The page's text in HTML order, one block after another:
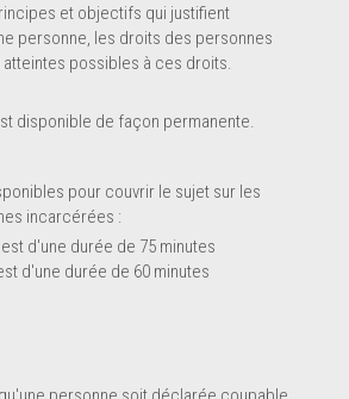
et objectifs qui justifient
personne, les droits des personnes
possibles à ces droits.
disponible de façon permanente.
pour couvrir le sujet sur les
incarcérées :
d'une durée de 75 minutes
d'une durée de 60 minutes